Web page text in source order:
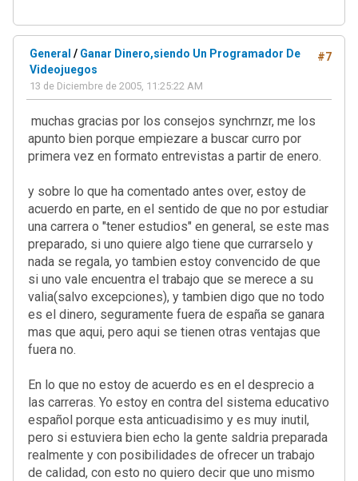
#7
General / Ganar Dinero,siendo Un Programador De
Videojuegos
13 de Diciembre de 2005, 11:25:22 AM
muchas gracias por los consejos synchrnzr, me los
apunto bien porque empiezare a buscar curro por
primera vez en formato entrevistas a partir de enero.
y sobre lo que ha comentado antes over, estoy de
acuerdo en parte, en el sentido de que no por estudiar
una carrera o "tener estudios" en general, se este mas
preparado, si uno quiere algo tiene que currarselo y
nada se regala, yo tambien estoy convencido de que
si uno vale encuentra el trabajo que se merece a su
valia(salvo excepciones), y tambien digo que no todo
es el dinero, seguramente fuera de españa se ganara
mas que aqui, pero aqui se tienen otras ventajas que
fuera no.
En lo que no estoy de acuerdo es en el desprecio a
las carreras. Yo estoy en contra del sistema educativo
español porque esta anticuadisimo y es muy inutil,
pero si estuviera bien echo la gente saldria preparada
realmente y con posibilidades de ofrecer un trabajo
de calidad, con esto no quiero decir que uno mismo